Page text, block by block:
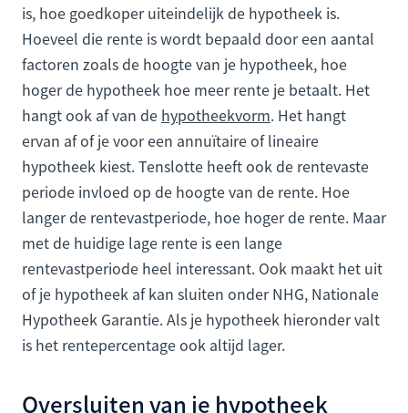
is, hoe goedkoper uiteindelijk de hypotheek is.
Hoeveel die rente is wordt bepaald door een aantal
factoren zoals de hoogte van je hypotheek, hoe
hoger de hypotheek hoe meer rente je betaalt. Het
hangt ook af van de hypotheekvorm. Het hangt
ervan af of je voor een annuïtaire of lineaire
hypotheek kiest. Tenslotte heeft ook de rentevaste
periode invloed op de hoogte van de rente. Hoe
langer de rentevastperiode, hoe hoger de rente. Maar
met de huidige lage rente is een lange
rentevastperiode heel interessant. Ook maakt het uit
of je hypotheek af kan sluiten onder NHG, Nationale
Hypotheek Garantie. Als je hypotheek hieronder valt
is het rentepercentage ook altijd lager.
Oversluiten van je hypotheek